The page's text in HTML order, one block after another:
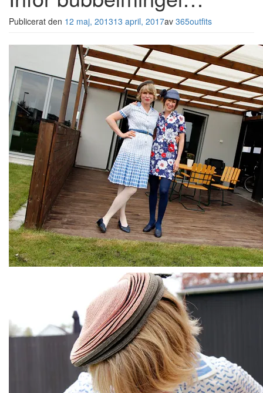
Publicerat den 12 maj, 201313 april, 2017av 365outfits